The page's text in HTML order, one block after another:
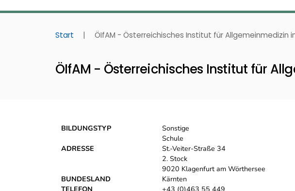
Start | ÖIfAM - Österreichisches Institut für Allgemeinmedizin
ÖIfAM - Österreichisches Institut für
BILDUNGSTYP
Sonstige
Schule
ADRESSE
St.-Veiter-Straße 34
2. Stock
9020 Klagenfurt am Wörthersee
BUNDESLAND
Kärnten